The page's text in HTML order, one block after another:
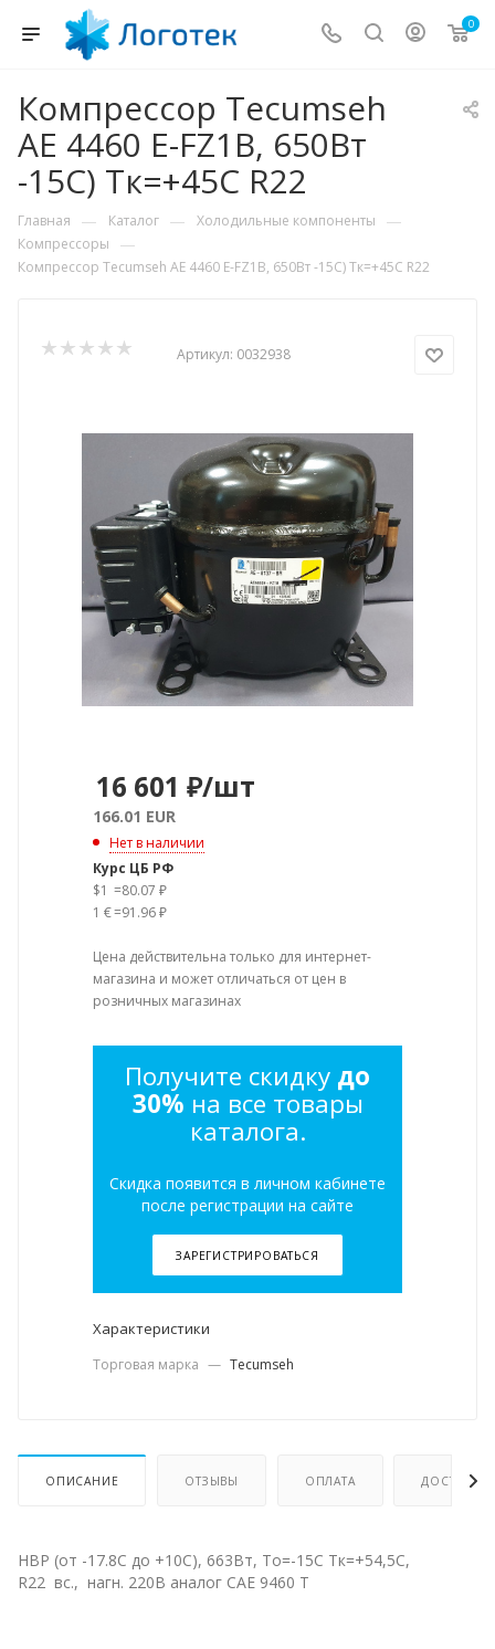
0
Компрессор Tecumseh
AE 4460 E-FZ1B, 650Вт
-15С) Тк=+45С R22
Главная — Каталог — Холодильные компоненты —
Компрессоры —
Компрессор Tecumseh AE 4460 E-FZ1B, 650Вт -15С) Тк=+45С R22
Артикул: 0032938
16 601 ₽/шт
166.01 EUR
Нет в наличии
Курс ЦБ РФ
$1 =80.07 ₽
1 €=91.96 ₽
Цена действительна только для интернет-
магазина и может отличаться от цен в
розничных магазинах
Получите скидку до
30% на все товары
каталога.
Скидка появится в личном кабинете
после регистрации на сайте
ЗАРЕГИСТРИРОВАТЬСЯ
Характеристики
Торговая марка — Tecumseh
ОПИСАНИЕ ОТЗЫВЫ ОПЛАТА ДОСТАВКА
НВР (от -17.8С до +10С), 663Вт, To=-15С Тк=+54,5С,
R22 вс., нагн. 220B аналог САЕ 9460 Т